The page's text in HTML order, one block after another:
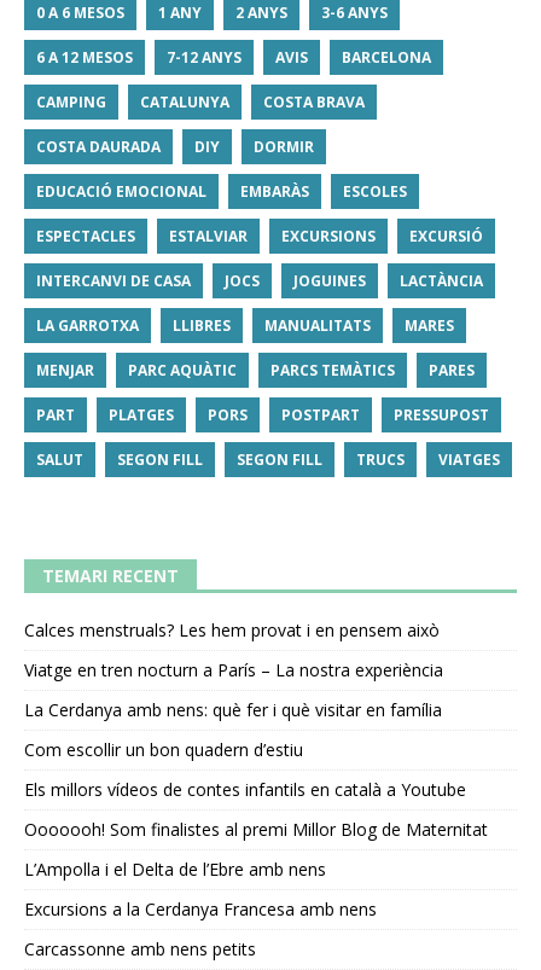
0 A 6 MESOS 1 ANY 2 ANYS 3-6 ANYS
6 A 12 MESOS 7-12 ANYS AVIS BARCELONA
CAMPING CATALUNYA COSTA BRAVA
COSTA DAURADA DIY DORMIR
EDUCACIÓ EMOCIONAL EMBARÀS ESCOLES
ESPECTACLES ESTALVIAR EXCURSIONS EXCURSIÓ
INTERCANVI DE CASA JOCS JOGUINES LACTÀNCIA
LA GARROTXA LLIBRES MANUALITATS MARES
MENJAR PARC AQUÀTIC PARCS TEMÀTICS PARES
PART PLATGES PORS POSTPART PRESSUPOST
SALUT SEGON FILL SEGON FILL TRUCS VIATGES
TEMARI RECENT
Calces menstruals? Les hem provat i en pensem això
Viatge en tren nocturn a París – La nostra experiència
La Cerdanya amb nens: què fer i què visitar en família
Com escollir un bon quadern d’estiu
Els millors vídeos de contes infantils en català a Youtube
Ooooooh! Som finalistes al premi Millor Blog de Maternitat
L’Ampolla i el Delta de l’Ebre amb nens
Excursions a la Cerdanya Francesa amb nens
Carcassonne amb nens petits